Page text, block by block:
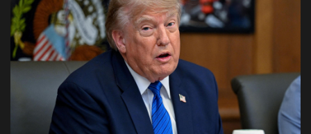
երկրում տնտեսական և
ներդրումային միջավայրը փոխելու
տեսակետից. Փաշինյան
08 Օգոստոս, 2026 15:49
Ուկրաինայի Գերագույն Ռադայի
նախագահը շնորհավորել է ՀՀ ԱԺ
նախագահին
04 Օգոստոս, 2026 17:41